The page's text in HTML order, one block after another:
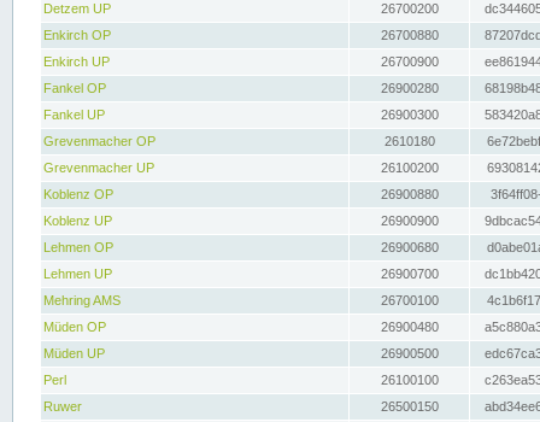
Detzem UP
26700200
Enkirch OP
26700880
Enkirch UP
26700900
Fankel OP
26900280
Fankel UP
26900300
Grevenmacher OP
2610180
Grevenmacher UP
26100200
Koblenz OP
26900880
Koblenz UP
26900900
Lehmen OP
26900680
Lehmen UP
26900700
Mehring AMS
26700100
Müden OP
26900480
Müden UP
26900500
Perl
26100100
Ruwer
26500150